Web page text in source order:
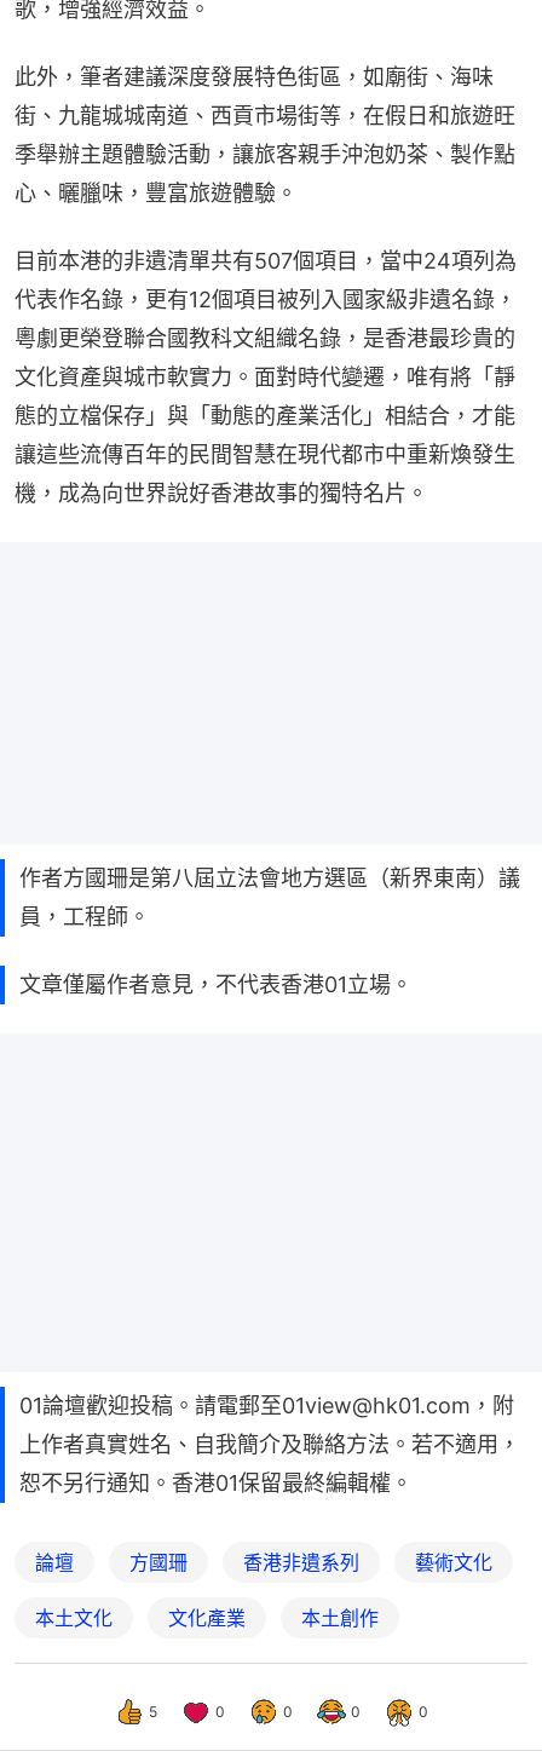
歌，增強經濟效益。
此外，筆者建議深度發展特色街區，如廟街、海味
街、九龍城城南道、西貢市場街等，在假日和旅遊旺
季舉辦主題體驗活動，讓旅客親手沖泡奶茶、製作點
心、曬臘味，豐富旅遊體驗。
目前本港的非遺清單共有507個項目，當中24項列為
代表作名錄，更有12個項目被列入國家級非遺名錄，
粵劇更榮登聯合國教科文組織名錄，是香港最珍貴的
文化資產與城市軟實力。面對時代變遷，唯有將「靜
態的立檔保存」與「動態的產業活化」相結合，才能
讓這些流傳百年的民間智慧在現代都市中重新煥發生
機，成為向世界說好香港故事的獨特名片。
作者方國珊是第八屆立法會地方選區（新界東南）議
員，工程師。
文章僅屬作者意見，不代表香港01立場。
01論壇歡迎投稿。請電郵至01view@hk01.com，附
上作者真實姓名、自我簡介及聯絡方法。若不適用，
恕不另行通知。香港01保留最終編輯權。
論壇 方國珊 香港非遺系列 藝術文化
本土文化 文化產業 本土創作
5 0 0 0 0